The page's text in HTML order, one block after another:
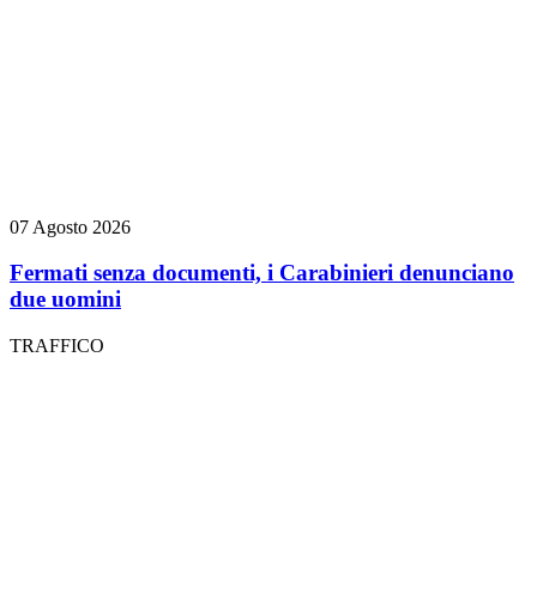
07 Agosto 2026
Fermati senza documenti, i Carabinieri denunciano
due uomini
TRAFFICO